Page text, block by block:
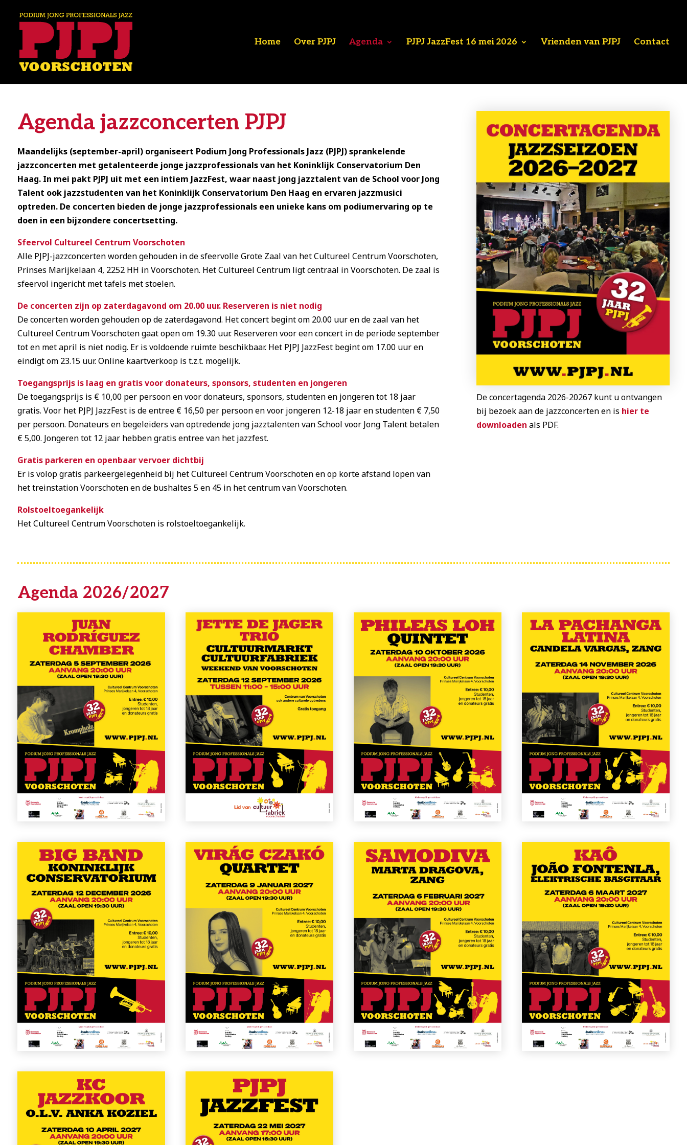
Home Over PJPJ Agenda PJPJ JazzFest 16 mei 2026 Vrienden van PJPJ Contact
Agenda jazzconcerten PJPJ
Maandelijks (september-april) organiseert Podium Jong Professionals Jazz (PJPJ) sprankelende
jazzconcerten met getalenteerde jonge jazzprofessionals van het Koninklijk Conservatorium Den
Haag. In mei pakt PJPJ uit met een intiem JazzFest, waar naast jong jazztalent van de School voor Jong
Talent ook jazzstudenten van het Koninklijk Conservatorium Den Haag en ervaren jazzmusici
optreden. De concerten bieden de jonge jazzprofessionals een unieke kans om podiumervaring op te
doen in een bijzondere concertsetting.
Sfeervol Cultureel Centrum Voorschoten
Alle PJPJ-jazzconcerten worden gehouden in de sfeervolle Grote Zaal van het Cultureel Centrum Voorschoten,
Prinses Marijkelaan 4, 2252 HH in Voorschoten. Het Cultureel Centrum ligt centraal in Voorschoten. De zaal is
sfeervol ingericht met tafels met stoelen.
De concerten zijn op zaterdagavond om 20.00 uur. Reserveren is niet nodig
De concerten worden gehouden op de zaterdagavond. Het concert begint om 20.00 uur en de zaal van het
Cultureel Centrum Voorschoten gaat open om 19.30 uur. Reserveren voor een concert in de periode september
tot en met april is niet nodig. Er is voldoende ruimte beschikbaar. Het PJPJ JazzFest begint om 17.00 uur en
eindigt om 23.15 uur. Online kaartverkoop is t.z.t. mogelijk.
Toegangsprijs is laag en gratis voor donateurs, sponsors, studenten en jongeren
De toegangsprijs is € 10,00 per persoon en voor donateurs, sponsors, studenten en jongeren tot 18 jaar
gratis. Voor het PJPJ JazzFest is de entree € 16,50 per persoon en voor jongeren 12-18 jaar en studenten € 7,50
per persoon. Donateurs en begeleiders van optredende jong jazztalenten van School voor Jong Talent betalen
€ 5,00. Jongeren tot 12 jaar hebben gratis entree van het jazzfest.
Gratis parkeren en openbaar vervoer dichtbij
Er is volop gratis parkeergelegenheid bij het Cultureel Centrum Voorschoten en op korte afstand lopen van
het treinstation Voorschoten en de bushaltes 5 en 45 in het centrum van Voorschoten.
Rolstoeltoegankelijk
Het Cultureel Centrum Voorschoten is rolstoeltoegankelijk.
De concertagenda 2026-20267 kunt u ontvangen
bij bezoek aan de jazzconcerten en is hier te
downloaden als PDF.
Agenda 2026/2027